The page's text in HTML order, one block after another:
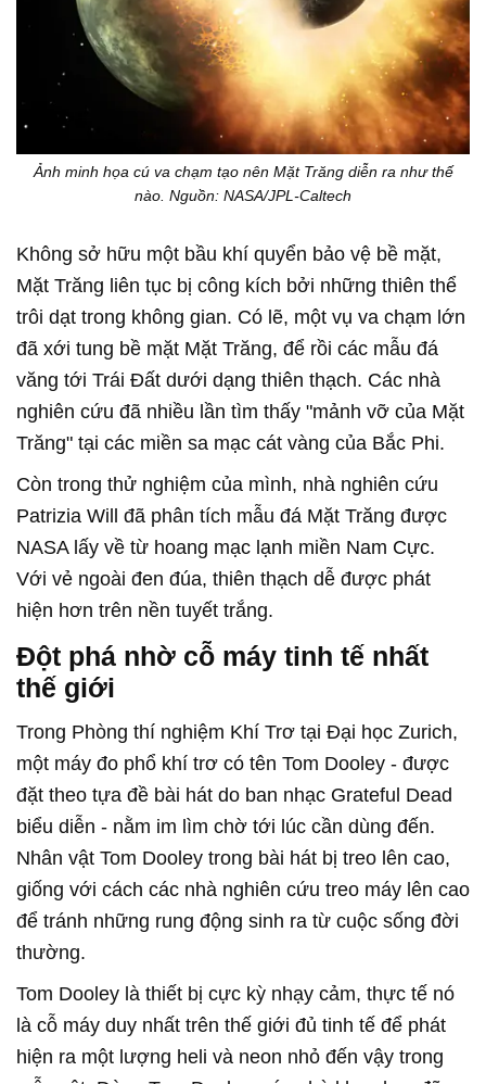
Ảnh minh họa cú va chạm tạo nên Mặt Trăng diễn ra như thế
nào. Nguồn: NASA/JPL-Caltech
Không sở hữu một bầu khí quyển bảo vệ bề mặt,
Mặt Trăng liên tục bị công kích bởi những thiên thể
trôi dạt trong không gian. Có lẽ, một vụ va chạm lớn
đã xới tung bề mặt Mặt Trăng, để rồi các mẫu đá
văng tới Trái Đất dưới dạng thiên thạch. Các nhà
nghiên cứu đã nhiều lần tìm thấy "mảnh vỡ của Mặt
Trăng" tại các miền sa mạc cát vàng của Bắc Phi.
Còn trong thử nghiệm của mình, nhà nghiên cứu
Patrizia Will đã phân tích mẫu đá Mặt Trăng được
NASA lấy về từ hoang mạc lạnh miền Nam Cực.
Với vẻ ngoài đen đúa, thiên thạch dễ được phát
hiện hơn trên nền tuyết trắng.
Đột phá nhờ cỗ máy tinh tế nhất
thế giới
Trong Phòng thí nghiệm Khí Trơ tại Đại học Zurich,
một máy đo phổ khí trơ có tên Tom Dooley - được
đặt theo tựa đề bài hát do ban nhạc Grateful Dead
biểu diễn - nằm im lìm chờ tới lúc cần dùng đến.
Nhân vật Tom Dooley trong bài hát bị treo lên cao,
giống với cách các nhà nghiên cứu treo máy lên cao
để tránh những rung động sinh ra từ cuộc sống đời
thường.
Tom Dooley là thiết bị cực kỳ nhạy cảm, thực tế nó
là cỗ máy duy nhất trên thế giới đủ tinh tế để phát
hiện ra một lượng heli và neon nhỏ đến vậy trong